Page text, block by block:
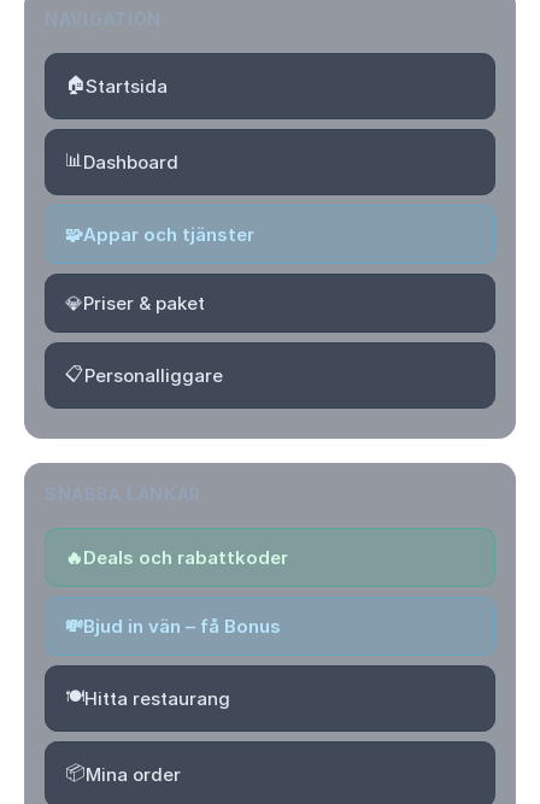
🏠Startsida
📊Dashboard
🧩Appar och tjänster
💎Priser & paket
📋Personalliggare
🔥Deals och rabattkoder
💸Bjud in vän – få Bonus
🍽️Hitta restaurang
📦Mina order